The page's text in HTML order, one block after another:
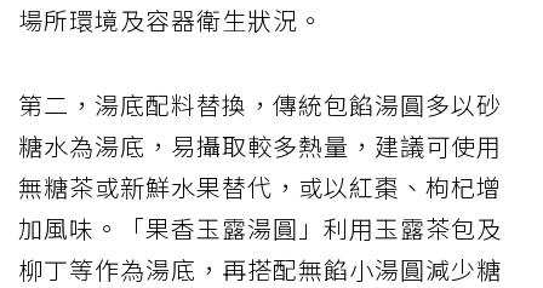
場所環境及容器衛生狀況。
第二，湯底配料替換，傳統包餡湯圓多以砂
糖水為湯底，易攝取較多熱量，建議可使用
無糖茶或新鮮水果替代，或以紅棗、枸杞增
加風味。「果香玉露湯圓」利用玉露茶包及
柳丁等作為湯底，再搭配無餡小湯圓減少糖